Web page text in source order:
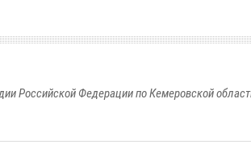
Российской Федерации по Кемеровской